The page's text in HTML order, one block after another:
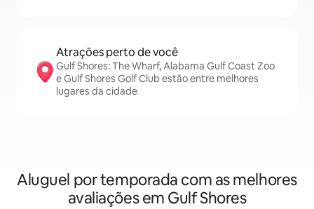
Atrações perto de você
Gulf Shores: The Wharf, Alabama Gulf Coast Zoo
e Gulf Shores Golf Club estão entre melhores
lugares da cidade
Aluguel por temporada com as melhores
avaliações em Gulf Shores